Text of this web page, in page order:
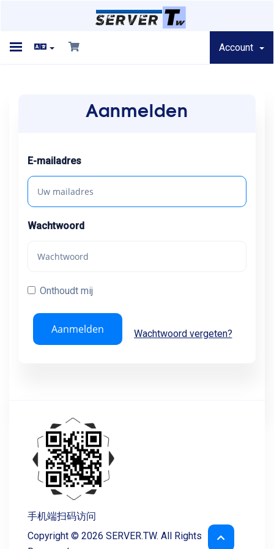
Toggle
Account
Winkel
Nieuws & Aankondigingen
Affiliates
Neem contact op met ons
Aanmelden
E-mailadres
Wachtwoord
Onthoudt mij
Wachtwoord vergeten?
手机端扫码访问
Copyright © 2026 SERVER.TW. All Rights